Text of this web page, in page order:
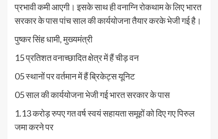
प्रभावी कमी आएगी। इसके साथ ही वनाग्नि रोकथाम के लिए भारत
सरकार के पास पांच साल की कार्ययोजना तैयार करके भेजी गई है।
पुष्कर सिंह धामी, मुख्यमंत्री
15 प्रतिशत वनाच्छादित क्षेत्र में हैं चीड़ वन
05 स्थानों पर वर्तमान में हैं ब्रिकेट्स यूनिट
05 साल की कार्ययोजना भेजी गई भारत सरकार के पास
1.13 करोड़ रुपए गत वर्ष स्वयं सहायता समूहों को दिए गए पिरुल
जमा करने पर